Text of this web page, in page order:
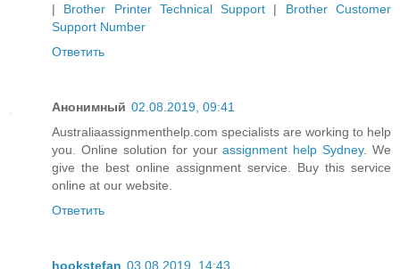
| Brother Printer Technical Support | Brother Customer
Support Number
Ответить
Анонимный 02.08.2019, 09:41
Australiaassignmenthelp.com specialists are working to help
you. Online solution for yourassignment help Sydney. We
give the best online assignment service. Buy this service
online at our website.
Ответить
hookstefan 03.08.2019, 14:43